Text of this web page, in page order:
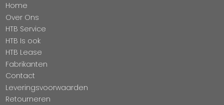
Home
Over Ons
HTB Service
HTB Is ook
HTB Lease
Fabrikanten
Contact
Leveringsvoorwaarden
Retourneren